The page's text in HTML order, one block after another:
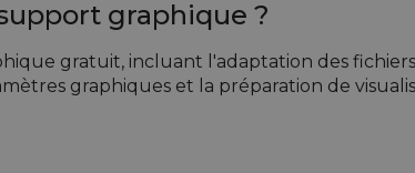
graphique ?
gratuit, incluant l'adaptation des
graphiques et la préparation de